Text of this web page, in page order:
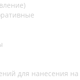
для нанесения на